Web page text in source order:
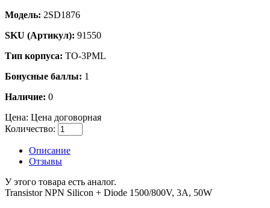
Модель: 2SD1876
SKU (Артикул): 91550
Тип корпуса: TO-3PML
Бонусные баллы: 1
Наличие: 0
Цена: Цена договорная
Количество:
Описание
Отзывы
У этого товара есть аналог.
Transistor NPN Silicon + Diode 1500/800V, 3A, 50W